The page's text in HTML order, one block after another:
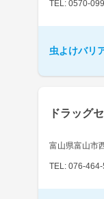
TEL: 0570-
虫よけバリ
ドラッグ
富山県富山市
TEL: 076-464-